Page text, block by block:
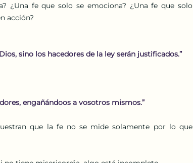
¿Una fe que solo se emociona? ¿Una fe que solo
acción?
sino los hacedores de la ley serán justificados.”
engañándoos a vosotros mismos.”
que la fe no se mide solamente por lo que